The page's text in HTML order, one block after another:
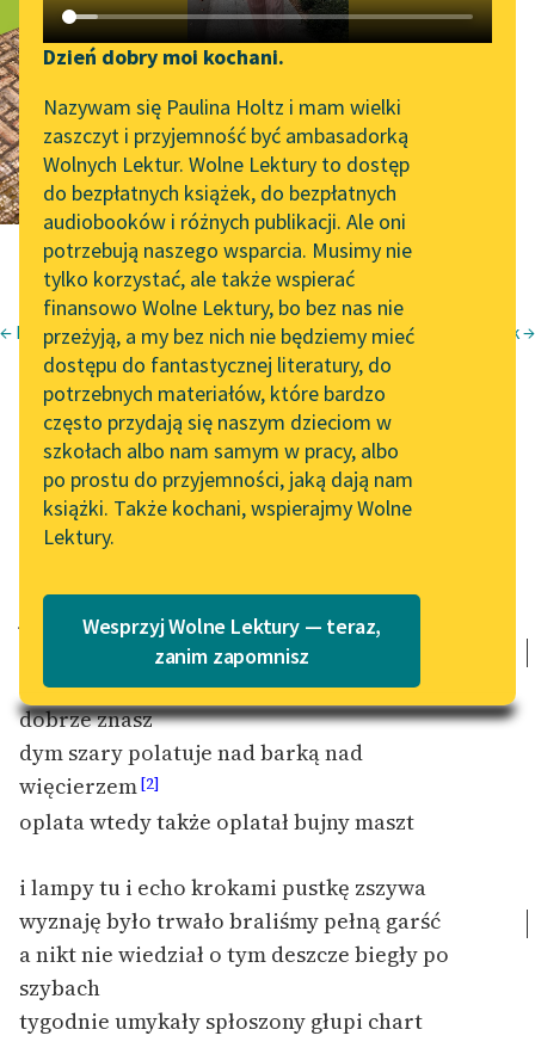
Katalog DAISY
Podkasty o książkach
Zgłoś brak utworu
Aktualności
Zapraszamy na spotkanie
online z tłumaczkami
literatury skandynawskiej
Spotkanie z Katarzyną
Tunkiel w Oslo
Wolne Lektury na 32.
Pol’and’Rock Festivalu
„Kochanek Lady
Chatterley” do słuchania
na Wolnych Lekturach
Nowy audiobook –
„Marzenie o Oriencie”
Lektury szkolne i klasyka
literatury do słuchania dla
uczennic i uczniów z
niepełnosprawnościami
szkolnych i literatury do
słuchania dla uczennic i
uczniów z
niepełnosprawnościami
Feministyczne inspiracje.
Popularyzacja
Narzędzia
Mapa Wolnych Lektur
Leśmianator
Przewodnik dla piszących i
czytających
API
OAI-PMH
Widget Wolnych Lektur
Przypisy
Katalog w formacie PDF
Dzień dobry moi kochani.
Nazywam się Paulina Holtz i mam wielki
zaszczyt i przyjemność być ambasadorką
Wolnych Lektur. Wolne Lektury to dostęp
do bezpłatnych książek, do bezpłatnych
audiobooków i różnych publikacji. Ale oni
potrzebują naszego wsparcia. Musimy nie
tylko korzystać, ale także wspierać
finansowo Wolne Lektury, bo bez nas nie
przeżyją, a my bez nich nie będziemy mieć
dostępu do fantastycznej literatury, do
potrzebnych materiałów, które bardzo
często przydają się naszym dzieciom w
szkołach albo nam samym w pracy, albo
po prostu do przyjemności, jaką dają nam
książki. Także kochani, wspierajmy Wolne
Lektury.
Wesprzyj Wolne Lektury — teraz,
zanim zapomnisz
Śpiewny pocałunek →
← Nic więcej Józef Czechowicz
nic więcej
z pamiętnika
już ty nie zejdziesz pewno haneczko na
a lato znów tak jarkie
i śmiech mój
dobrze znasz
dym szary polatuje nad barką nad
więcierzem[2]
oplata wtedy także oplatał bujny maszt
i lampy tu i echo krokami pustkę zszywa
wyznaję było trwało braliśmy pełną garść
a nikt nie wiedział o tym deszcze biegły po
szybach
tygodnie umykały spłoszony głupi chart